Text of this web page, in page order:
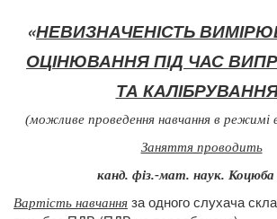
«НЕВИЗНАЧЕНІСТЬ
ОЦІНЮВАННЯПІД ЧАС
ТА
(можливе проведення навчання в режимі
Заняття проводить
канд. фіз.-мат. наук.
Вартість навчання за одного слухача